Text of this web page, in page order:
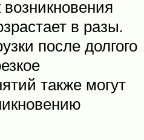
в разы.
после долгого
также могут